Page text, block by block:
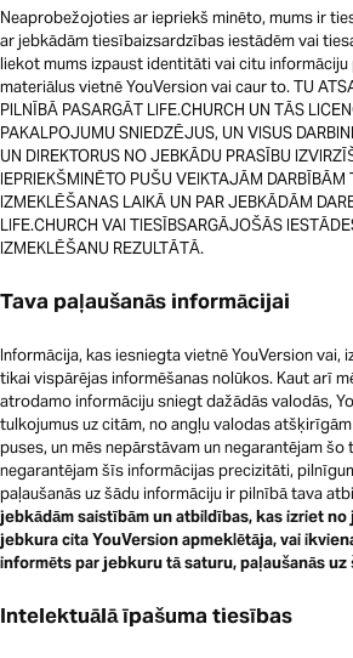
Neaprobežojoties ar iepriekš minēto, mums ir
ar jebkādām tiesībaizsardzības iestādēm vai
liekot mums izpaust identitāti vai citu informāciju
materiālus vietnē YouVersion vai caur to. TU
PILNĪBĀ PASARGĀT LIFE.CHURCH UN TĀS
PAKALPOJUMU SNIEDZĒJUS, UN VISUS
UN DIREKTORUS NO JEBKĀDU PRASĪBU
IEPRIEKŠMINĒTO PUŠU VEIKTAJĀM DARBĪBĀM
IZMEKLĒŠANAS LAIKĀ UN PAR JEBKĀDĀM
LIFE.CHURCH VAI TIESĪBSARGĀJOŠĀS
IZMEKLĒŠANU REZULTĀTĀ.
Tava paļaušanās informācijai
Informācija, kas iesniegta vietnē YouVersion vai,
tikai vispārējas informēšanas nolūkos. Kaut arī
atrodamo informāciju sniegt dažādās valodās,
tulkojumus uz citām, no angļu valodas
puses, un mēs nepārstāvam un negarantējam
negarantējam šīs informācijas precizitāti,
paļaušanās uz šādu informāciju ir pilnībā tava
jebkādām saistībām un atbildības, kas izriet no
jebkura cita YouVersion apmeklētāja, vai
informēts par jebkuru tā saturu, paļaušanās uz
Intelektuālā īpašuma tiesības